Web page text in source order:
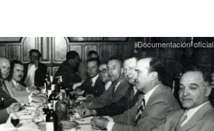
Documentación oficial